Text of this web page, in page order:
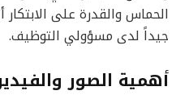
الحماس والقدرة على الابتكار
جيداً لدى مسؤولي التوظيف.
أهمية الصور